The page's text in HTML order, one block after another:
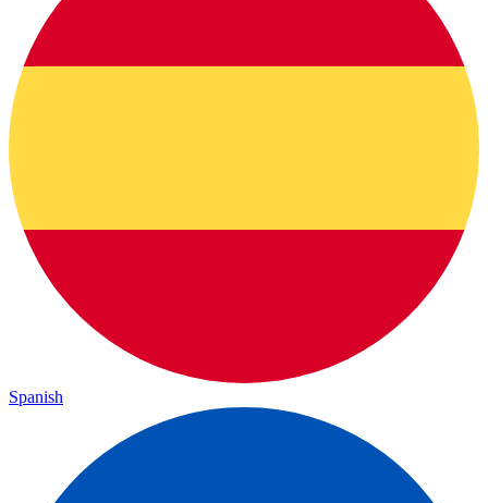
Spanish